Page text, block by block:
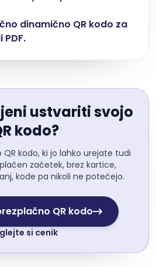
dinamično QR kodo za
ustvariti svojo
kodo?
kodo, ki jo lahko urejate tudi
začetek, brez kartice,
kode pa nikoli ne potečejo.
QR kodo
si cenik